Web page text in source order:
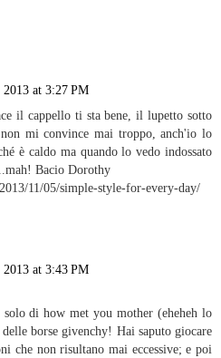
at 3:27 PM
il cappello ti sta bene, il lupetto sotto
mi convince mai troppo, anch'io lo
è caldo ma quando lo vedo indossato
Bacio Dorothy
11/05/simple-style-for-every-day/
at 3:43 PM
solo di how met you mother (eheheh lo
borse givenchy! Hai saputo giocare
che non risultano mai eccessive; e poi